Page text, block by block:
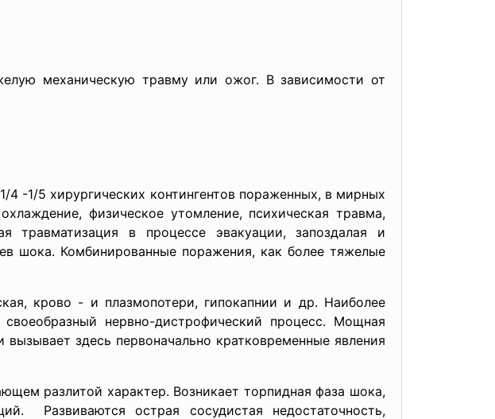
механическую травму или ожог. В зависимости от
4 -1/5 хирургических контингентов пораженных, в мирных
физическое утомление, психическая травма,
травматизация в процессе эвакуации, запоздалая и
шока. Комбинированные поражения, как более тяжелые
крово - и плазмопотери, гипокапнии и др. Наиболее
нервно-дистрофический процесс. Мощная
здесь первоначально кратковременные явления
разлитой характер. Возникает торпидная фаза шока,
Развиваются острая сосудистая недостаточность,